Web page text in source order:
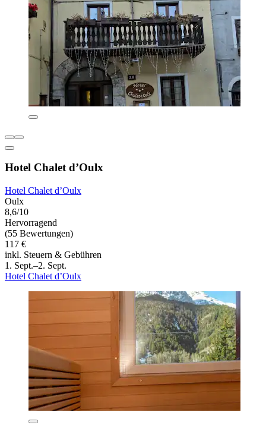
Hotel Chalet d’Oulx
Hotel Chalet d’Oulx
Oulx
8,6/10
Hervorragend
(55 Bewertungen)
117 €
inkl. Steuern & Gebühren
1. Sept.–2. Sept.
Hotel Chalet d’Oulx